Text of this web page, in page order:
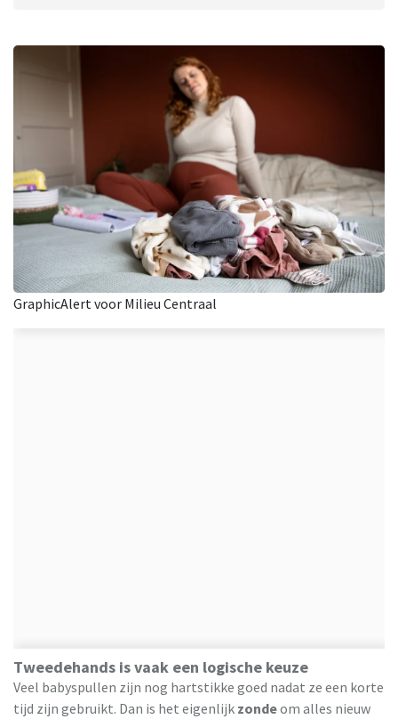
GraphicAlert voor Milieu Centraal
Tweedehands is vaak een logische keuze
Veel babyspullen zijn nog hartstikke goed nadat ze een korte
tijd zijn gebruikt. Dan is het eigenlijk zondeom alles nieuw